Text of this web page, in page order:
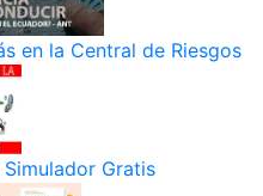
en la Central de Riesgos
Gratis